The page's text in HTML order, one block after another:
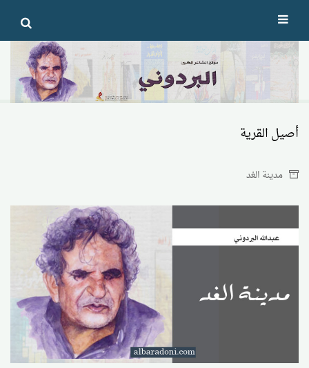
Skip
to
content
أصيل القرية
مدينة الغد